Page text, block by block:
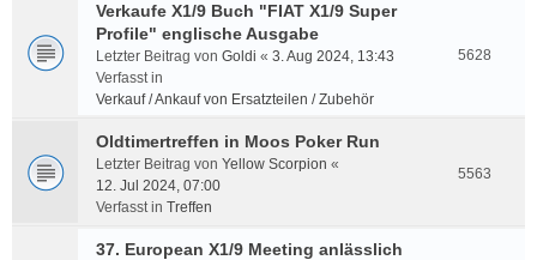
Verkaufe X1/9 Buch "FIAT X1/9 Super
Profile" englische Ausgabe
Letzter Beitrag von Goldi « 3. Aug 2024, 13:43
Verfasst in
Verkauf / Ankauf von Ersatzteilen / Zubehör
5628
Oldtimertreffen in Moos Poker Run
Letzter Beitrag von Yellow Scorpion «
12. Jul 2024, 07:00
Verfasst in Treffen
5563
37. European X1/9 Meeting anlässlich